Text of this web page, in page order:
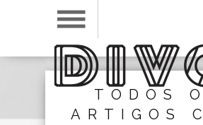
TODOS
ARTIGOS